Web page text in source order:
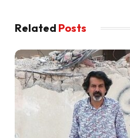
Related Posts